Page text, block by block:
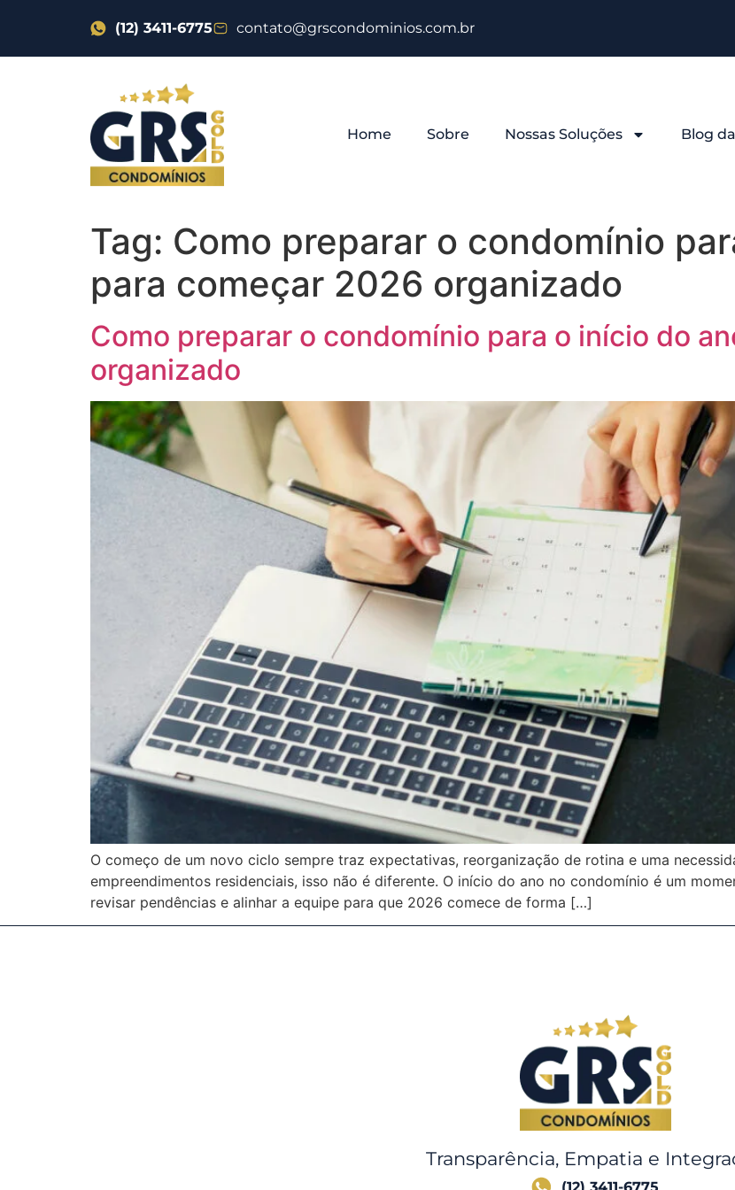
(12) 3411-6775 contato@grscondominios.com.br
Home Sobre Nossas Soluções Blog
Tag: Como preparar o condomínio
para começar 2026 organizado
Como preparar o condomínio para o início do
organizado
O começo de um novo ciclo sempre traz expectativas, reorganização de rotina e uma
empreendimentos residenciais, isso não é diferente. O início do ano no condomínio é um
revisar pendências e alinhar a equipe para que 2026 comece de forma […]
Transparência, Empatia e
(12) 3411-6775